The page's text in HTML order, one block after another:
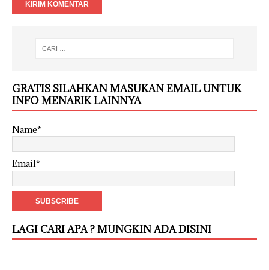
GRATIS SILAHKAN MASUKAN EMAIL UNTUK
INFO MENARIK LAINNYA
Name*
Email*
LAGI CARI APA ? MUNGKIN ADA DISINI